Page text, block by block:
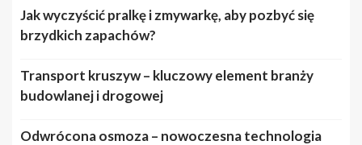
Jak wyczyścić pralkę i zmywarkę, aby pozbyć się
brzydkich zapachów?
Transport kruszyw – kluczowy element branży
budowlanej i drogowej
Odwrócona osmoza – nowoczesna technologia